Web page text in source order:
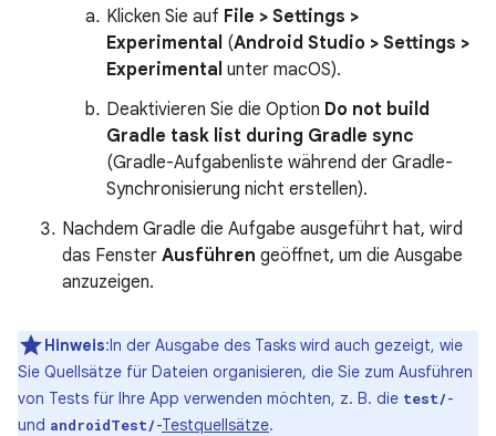
Klicken Sie auf File > Settings >
Experimental (Android Studio > Settings >
Experimental unter macOS).
Deaktivieren Sie die Option Do not build
Gradle task list during Gradle sync
(Gradle-Aufgabenliste während der Gradle-
Synchronisierung nicht erstellen).
Nachdem Gradle die Aufgabe ausgeführt hat, wird
das Fenster Ausführen geöffnet, um die Ausgabe
anzuzeigen.
Hinweis:In der Ausgabe des Tasks wird auch gezeigt, wie
Sie Quellsätze für Dateien organisieren, die Sie zum Ausführen
von Tests für Ihre App verwenden möchten, z. B. die test/-
und androidTest/-Testquellsätze.